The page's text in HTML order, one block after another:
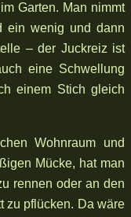
Garten. Man nimmt
ein wenig und dann
– der Juckreiz ist
eine Schwellung
einem Stich gleich
Wohnraum und
Mücke, hat man
rennen oder an den
zu pflücken. Da wäre